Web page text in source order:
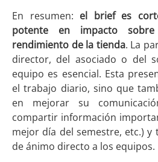
En resumen: el brief es
potente en impacto
rendimiento de la tienda. La
director, del asociado o del
equipo es esencial. Esta
el trabajo diario, sino que
en mejorar su
compartir información
mejor día del semestre, etc.)
de ánimo directo a los equipos.